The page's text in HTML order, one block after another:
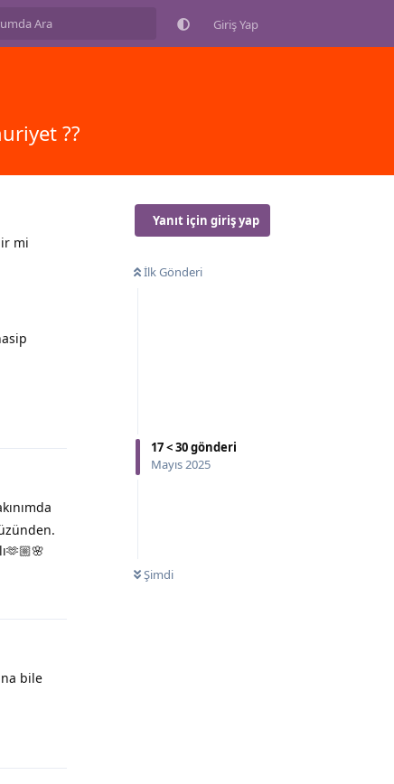
Giriş Yap
??
Yanıt için giriş yap
İlk Gönderi
17<30gönderi
Mayıs 2025
Şimdi
mi
bile